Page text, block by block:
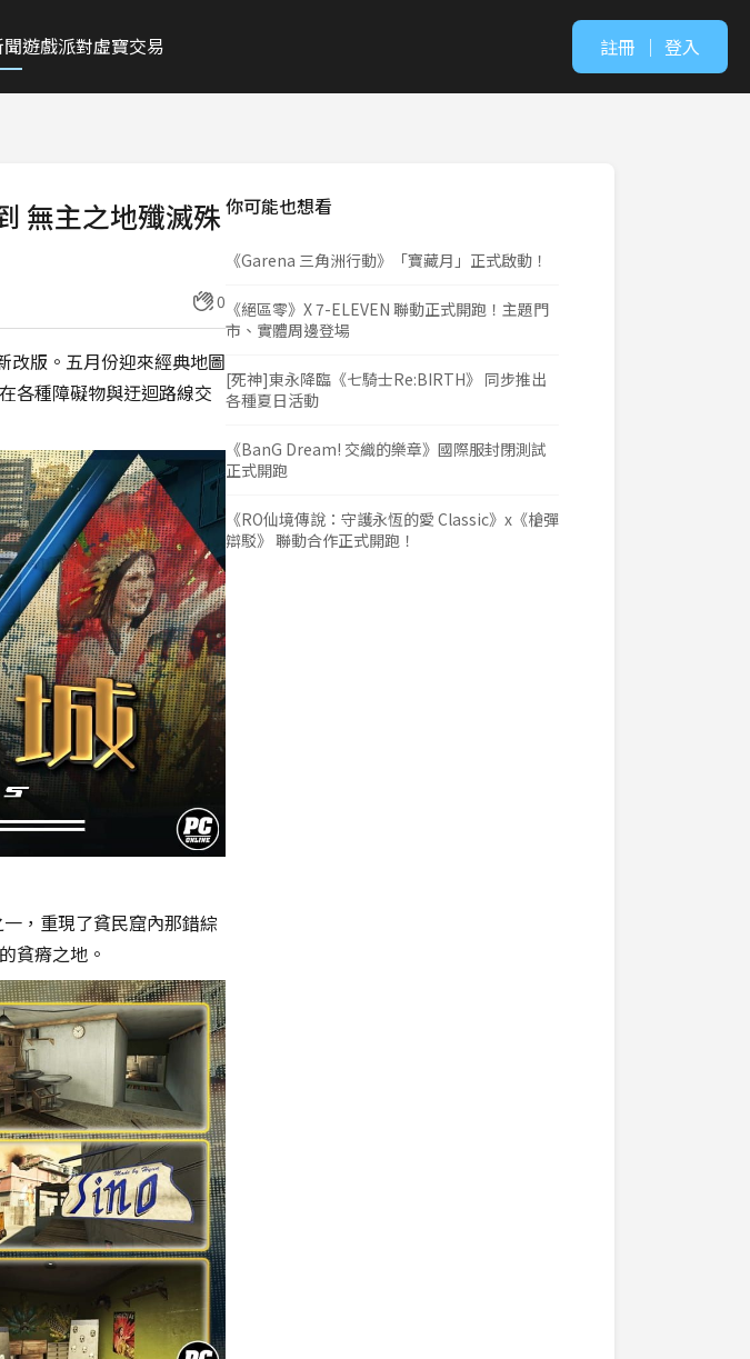
遊戲派對虛寶交易 註冊 ｜ 登入
無主之地殲滅殊
0
改版。五月份迎來經典地圖
各種障礙物與迂迴路線交
，重現了貧民窟內那錯綜
貧瘠之地。
你可能也想看
《Garena 三角洲行動》「寶藏月」正式啟動！
《絕區零》X 7-ELEVEN 聯動正式開跑！主題門
市、實體周邊登場
[死神]東永降臨《七騎士Re:BIRTH》 同步推出
各種夏日活動
《BanG Dream! 交織的樂章》國際服封閉測試
正式開跑
《RO仙境傳說：守護永恆的愛 Classic》x《槍彈
辯駁》 聯動合作正式開跑！